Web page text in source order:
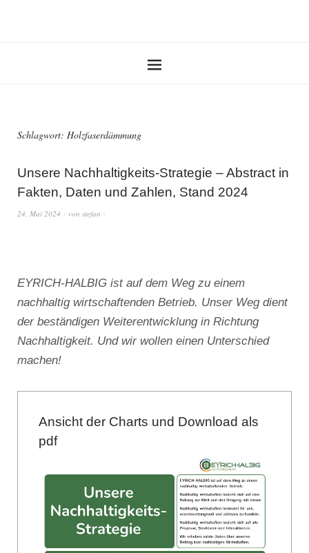
Schlagwort: Holzfaserdämmung
Unsere Nachhaltigkeits-Strategie – Abstract in
Fakten, Daten und Zahlen, Stand 2024
24. Mai 2024 von stefan
EYRICH-HALBIG ist auf dem Weg zu einem
nachhaltig wirtschaftenden Betrieb. Unser Weg dient
der beständigen Weiterentwicklung in Richtung
Nachhaltigkeit. Und wir wollen einen Unterschied
machen!
Ansicht der Charts und Download als
pdf